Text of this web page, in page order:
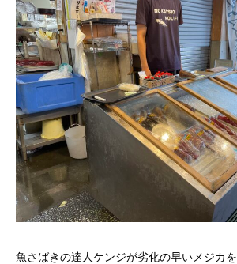
魚さばきの達人ケンジが劣化の早いメジカを